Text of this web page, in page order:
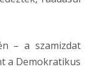
– a szamizdat
a Demokratikus